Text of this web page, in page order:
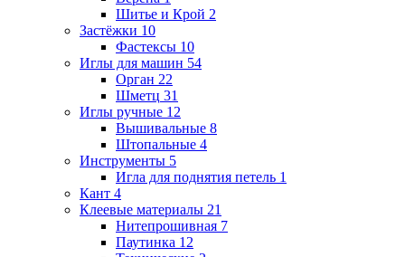
Шитье и Крой 2
Застёжки 10
Фастексы 10
Иглы для машин 54
Орган 22
Шметц 31
Иглы ручные 12
Вышивальные 8
Штопальные 4
Инструменты 5
Игла для поднятия петель 1
Кант 4
Клеевые материалы 21
Нитепрошивная 7
Паутинка 12